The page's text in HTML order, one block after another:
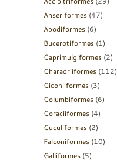
Anseriformes (47)
Apodiformes (6)
Bucerotiformes (1)
Caprimulgiformes (2)
Charadriiformes (112)
Ciconiiformes (3)
Columbiformes (6)
Coraciiformes (4)
Cuculiformes (2)
Falconiformes (10)
Galliformes (5)